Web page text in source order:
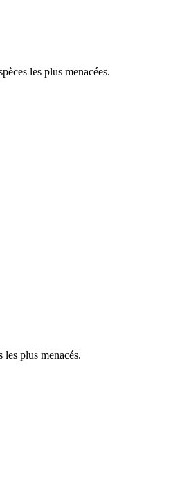
les plus menacées.
plus menacés.